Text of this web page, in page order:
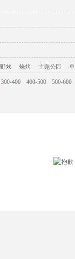
野炊 烧烤 主题公园
300-400 400-500
500-600